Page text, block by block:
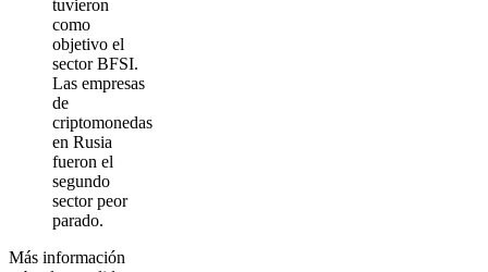
tuvieron
como
objetivo el
sector BFSI.
Las empresas
de
criptomonedas
en Rusia
fueron el
segundo
sector peor
parado.
Más información